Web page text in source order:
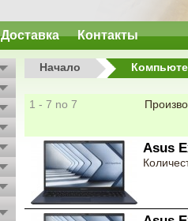
Доставка Контакты
Начало
1 - 7 no 7
Asus